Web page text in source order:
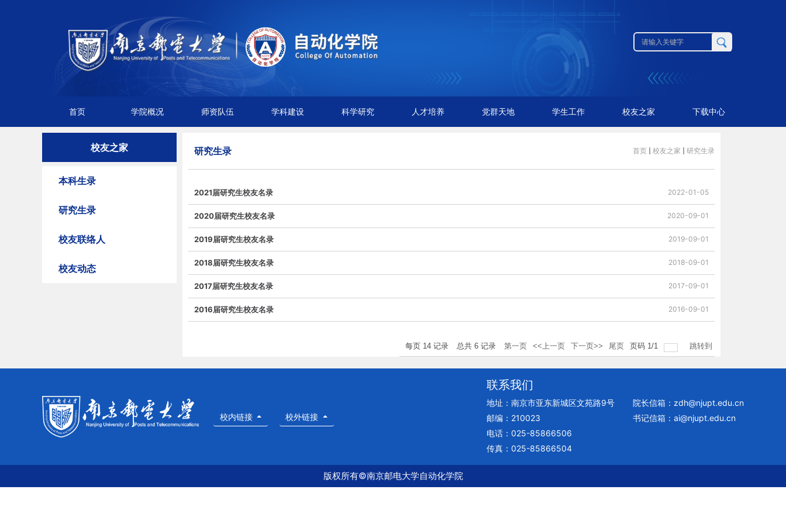
首页 学院概况 师资队伍 学科建设 科学研究 人才培养 党群天地 学生工作 校友之家 下载中心
校友之家
本科生录
研究生录
校友联络人
校友动态
研究生录 首页 校友之家 研究生录
2021届研究生校友名录 2022-01-05
2020届研究生校友名录 2020-09-01
2019届研究生校友名录 2019-09-01
2018届研究生校友名录 2018-09-01
2017届研究生校友名录 2017-09-01
2016届研究生校友名录 2016-09-01
每页 14 记录 总共 6 记录 第一页 <<上一页 下一页>> 尾页 页码 1/1 跳转到
校内链接 校外链接
联系我们
地址：南京市亚东新城区文苑路9号
邮编：210023
电话：025-85866506
传真：025-85866504
院长信箱：zdh@njupt.edu.cn
书记信箱：ai@njupt.edu.cn
版权所有©南京邮电大学自动化学院